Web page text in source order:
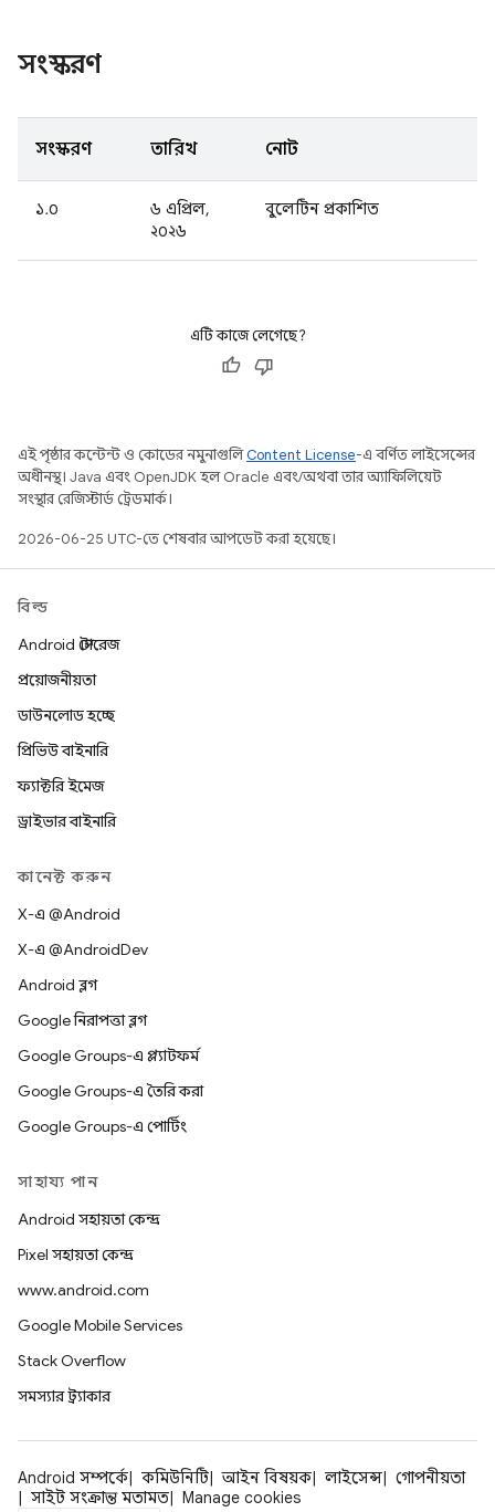
সংস্করণ
সংস্করণ তারিখ নোট
১.০
৬ এপ্রিল,
২০২৬
বুলেটিন প্রকাশিত
এটি কাজে লেগেছে?
এই পৃষ্ঠার কন্টেন্ট ও কোডের নমুনাগুলিContent License-এ বর্ণিত লাইসেন্সের
অধীনস্থ। Java এবং OpenJDK হল Oracle এবং/অথবা তার অ্যাফিলিয়েট
সংস্থার রেজিস্টার্ড ট্রেডমার্ক।
2026-06-25 UTC-তে শেষবার আপডেট করা হয়েছে।
বিল্ড
Android স্টোরেজ
প্রয়োজনীয়তা
ডাউনলোড হচ্ছে
প্রিভিউ বাইনারি
ফ্যাক্টরি ইমেজ
ড্রাইভার বাইনারি
কানেক্ট করুন
X-এ @Android
X-এ @AndroidDev
Android ব্লগ
Google নিরাপত্তা ব্লগ
Google Groups-এ প্ল্যাটফর্ম
Google Groups-এ তৈরি করা
Google Groups-এ পোর্টিং
সাহায্য পান
Android সহায়তা কেন্দ্র
Pixel সহায়তা কেন্দ্র
www.android.com
Google Mobile Services
Stack Overflow
সমস্যার ট্র্যাকার
Android সম্পর্কে কমিউনিটি আইন বিষয়ক লাইসেন্স
গোপনীয়তা
সাইট সংক্রান্ত মতামত
Manage cookies